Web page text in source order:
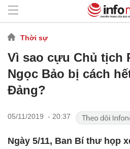
Thời sự
Vì sao cựu Chủ tịch
Ngọc Bảo bị cách
Đảng?
05/11/2019 - 20:37
Ngày 5/11, Ban Bí thư họp